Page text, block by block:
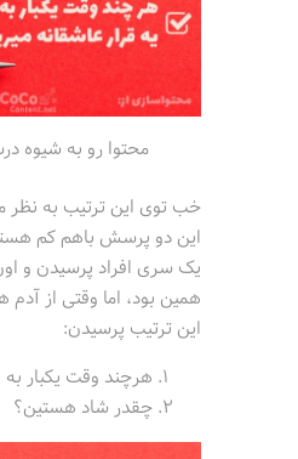
محتوا رو به شیوه
خب توی این ترتیب به نظر
این دو پرسش باهم کم
یک سری افراد پرسیدن و
همین بود، اما وقتی از آدم
این ترتیب پرسیدن:
هرچند وقت یکبار به
چقدر شاد هستین؟